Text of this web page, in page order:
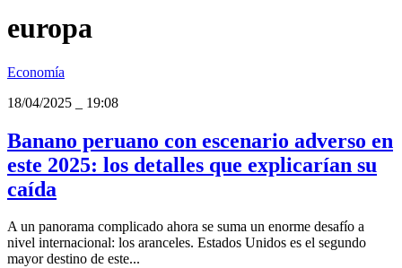
europa
Economía
18/04/2025
19:08
Banano peruano con escenario adverso en
este 2025: los detalles que explicarían su
caída
A un panorama complicado ahora se suma un enorme desafío a
nivel internacional: los aranceles. Estados Unidos es el segundo
mayor destino de este...